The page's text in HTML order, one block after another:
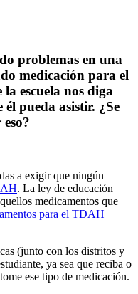
problemas en una
medicación para el
escuela nos diga
pueda asistir. ¿Se
a exigir que ningún
. La ley de educación
medicamentos que
para el TDAH
(junto con los distritos y
ya sea que reciba o
ese tipo de medicación.